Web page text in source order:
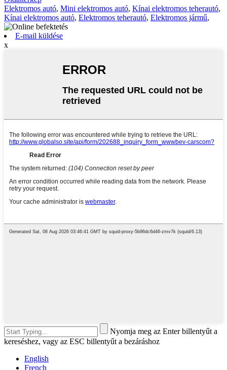
Elektromos autó, Mini elektromos autó, Kínai elektromos teherautó,
Kínai elektromos autó, Elektromos teherautó, Elektromos jármű,
E-mail küldése
x
Nyomja meg az Enter billentyűt a
kereséshez, vagy az ESC billentyűt a bezáráshoz
English
French